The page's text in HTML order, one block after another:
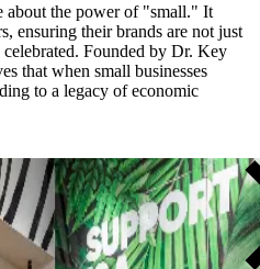
about the power of "small." It
ensuring their brands are not just
Founded by Dr. Key
that when small businesses
to a legacy of economic